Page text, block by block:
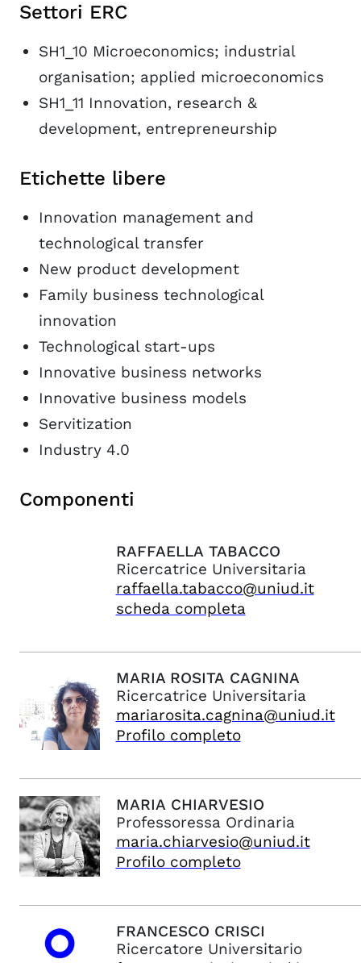
Settori ERC
SH1_10 Microeconomics; industrial
organisation; applied microeconomics
SH1_11 Innovation, research &
development, entrepreneurship
Etichette libere
Innovation management and
technological transfer
New product development
Family business technological
innovation
Technological start-ups
Innovative business networks
Innovative business models
Servitization
Industry 4.0
Componenti
RAFFAELLA TABACCO
Ricercatrice Universitaria
raffaella.tabacco@uniud.it
scheda completa
MARIA ROSITA CAGNINA
Ricercatrice Universitaria
mariarosita.cagnina@uniud.it
Profilo completo
MARIA CHIARVESIO
Professoressa Ordinaria
maria.chiarvesio@uniud.it
Profilo completo
FRANCESCO CRISCI
Ricercatore Universitario